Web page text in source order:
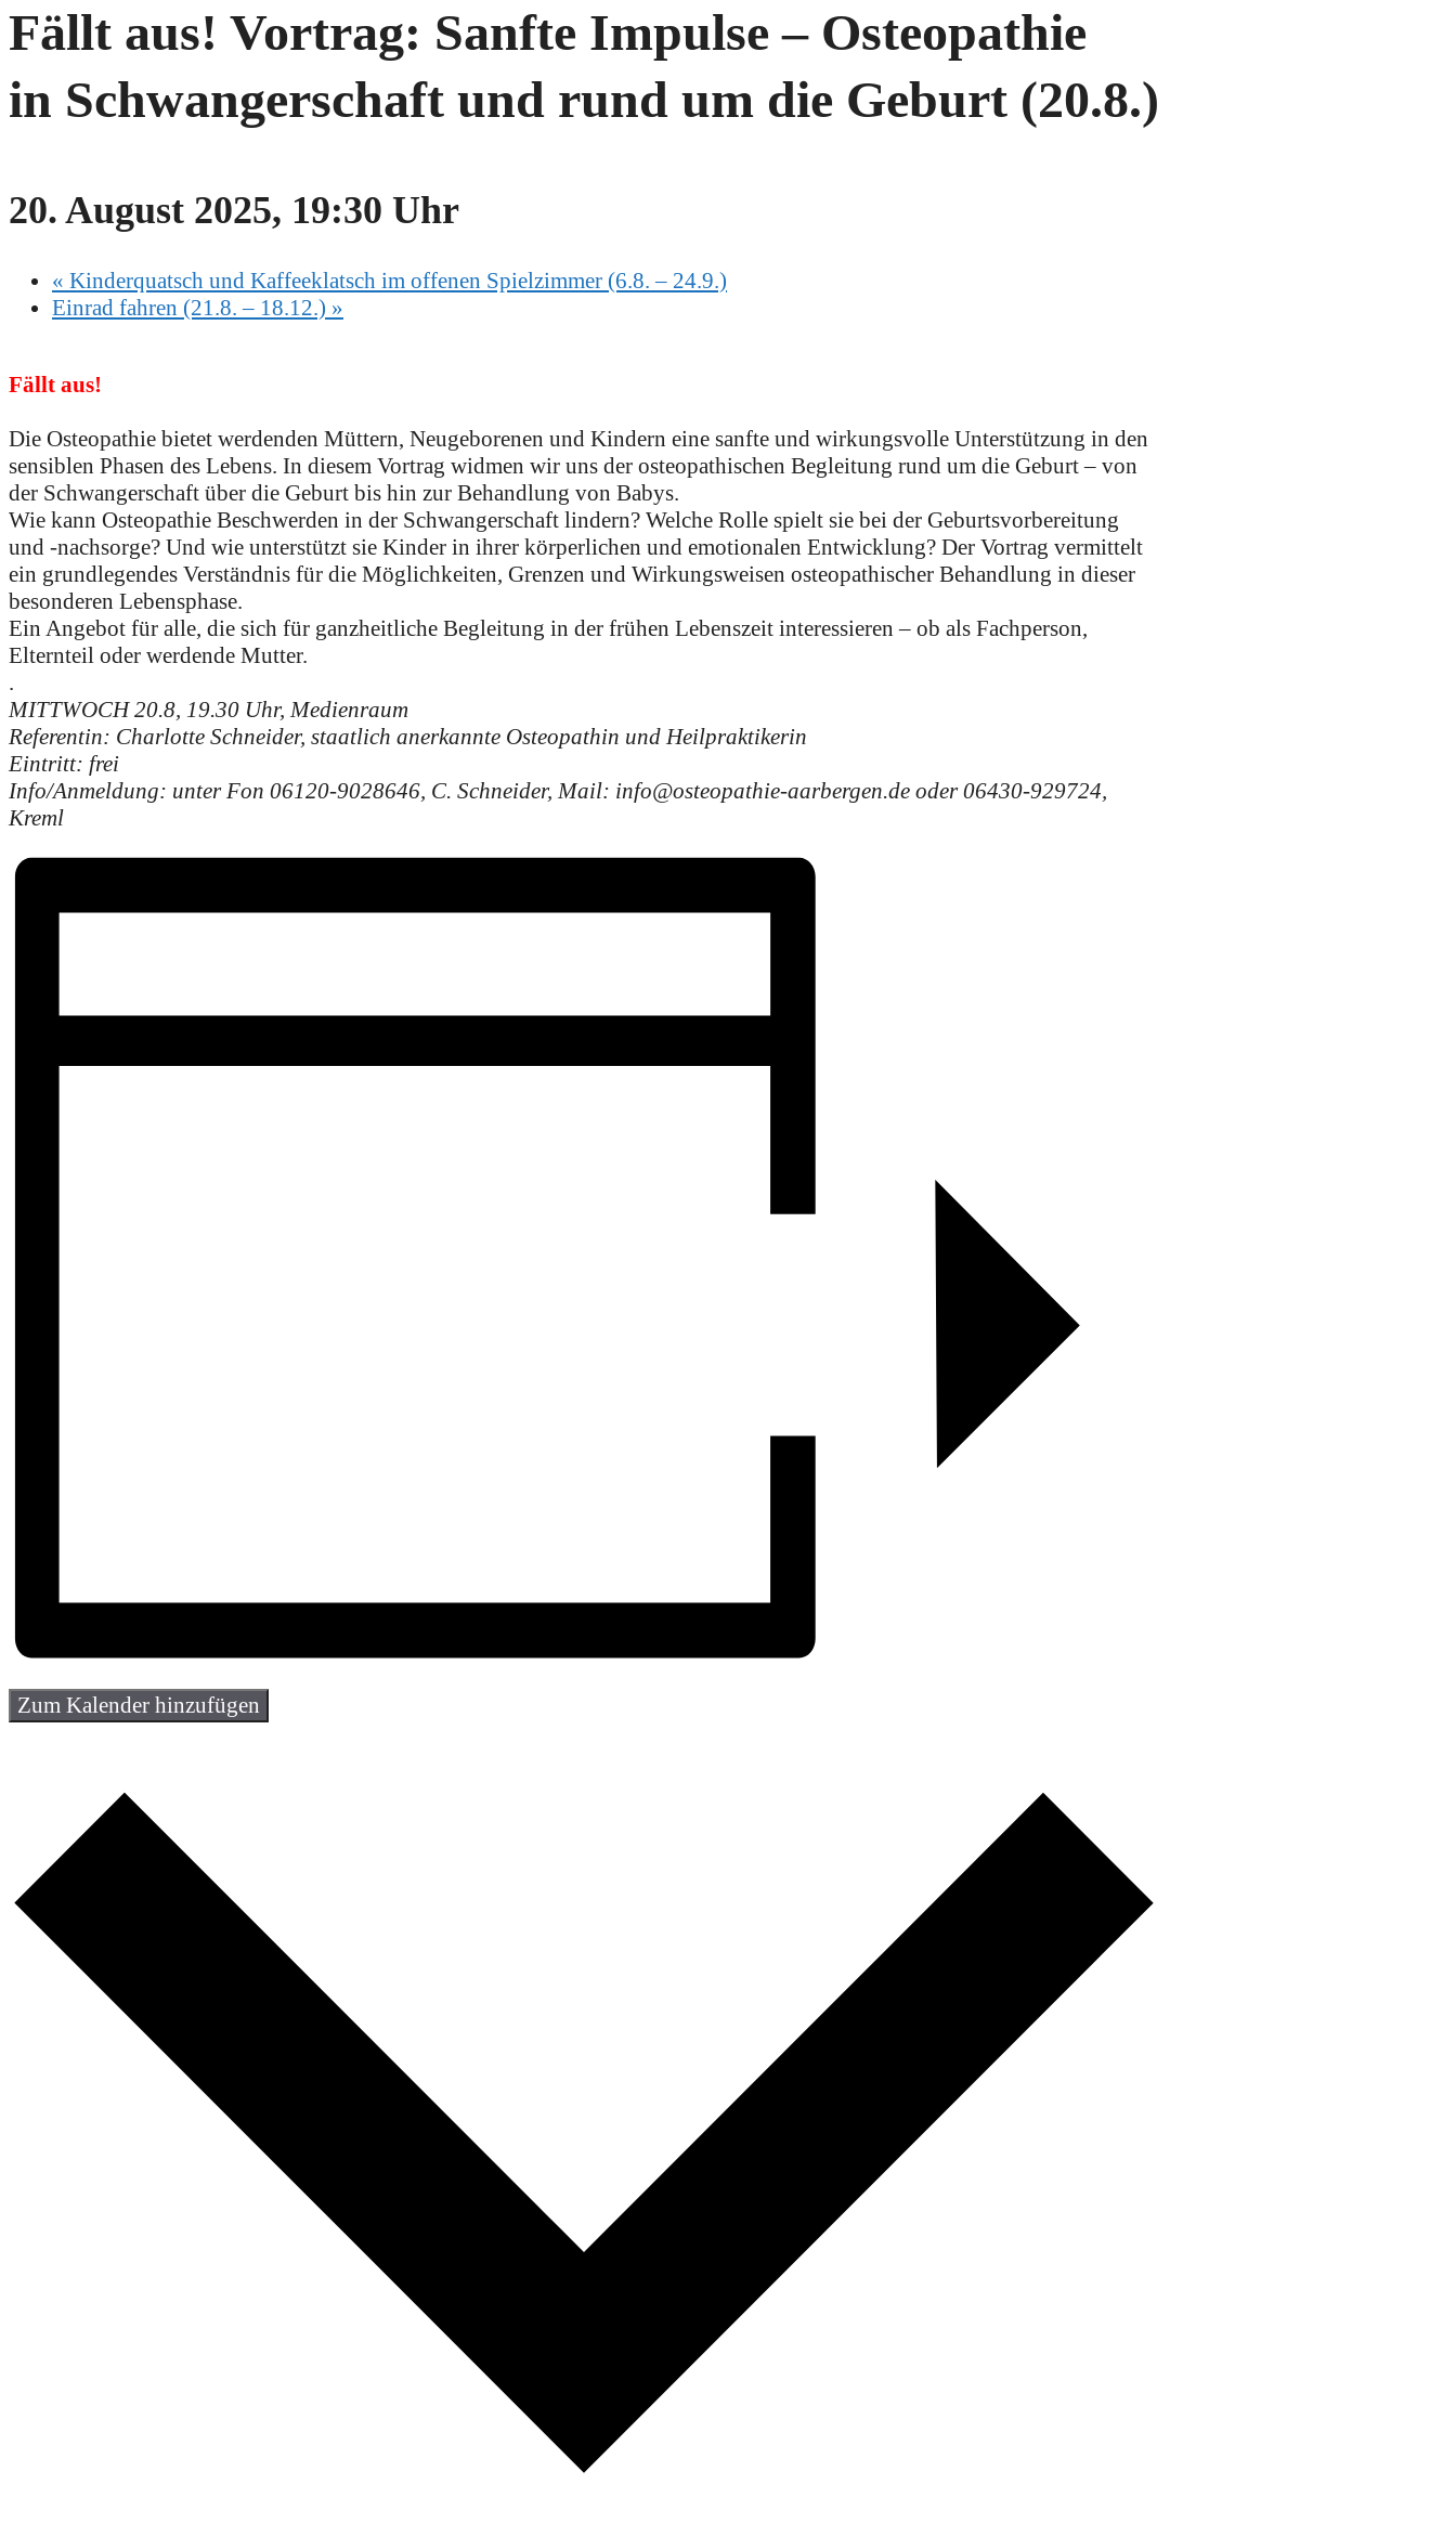
Fällt aus! Vortrag: Sanfte Impulse – Osteopathie
in Schwangerschaft und rund um die Geburt (20.8.)
20. August 2025, 19:30 Uhr
« Kinderquatsch und Kaffeeklatsch im offenen Spielzimmer (6.8. – 24.9.)
Einrad fahren (21.8. – 18.12.) »
Fällt aus!
Die Osteopathie bietet werdenden Müttern, Neugeborenen und Kindern eine sanfte und wirkungsvolle Unterstützung in den
sensiblen Phasen des Lebens. In diesem Vortrag widmen wir uns der osteopathischen Begleitung rund um die Geburt – von
der Schwangerschaft über die Geburt bis hin zur Behandlung von Babys.
Wie kann Osteopathie Beschwerden in der Schwangerschaft lindern? Welche Rolle spielt sie bei der Geburtsvorbereitung
und -nachsorge? Und wie unterstützt sie Kinder in ihrer körperlichen und emotionalen Entwicklung? Der Vortrag vermittelt
ein grundlegendes Verständnis für die Möglichkeiten, Grenzen und Wirkungsweisen osteopathischer Behandlung in dieser
besonderen Lebensphase.
Ein Angebot für alle, die sich für ganzheitliche Begleitung in der frühen Lebenszeit interessieren – ob als Fachperson,
Elternteil oder werdende Mutter.
.
MITTWOCH 20.8, 19.30 Uhr, Medienraum
Referentin: Charlotte Schneider, staatlich anerkannte Osteopathin und Heilpraktikerin
Eintritt: frei
Info/Anmeldung: unter Fon 06120-9028646, C. Schneider, Mail: info@osteopathie-aarbergen.de oder 06430-929724,
Kreml
Zum Kalender hinzufügen